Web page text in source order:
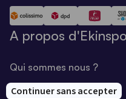
A propos
Qui sommes nous ?
Notre savoir-faire